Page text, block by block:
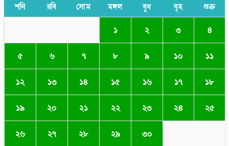
শনি রবি সোম মঙ্গল বুধ বৃহ শুক্র
১ ২ ৩ ৪
৫ ৬ ৭ ৮ ৯ ১০ ১১
১২ ১৩ ১৪ ১৫ ১৬ ১৭ ১৮
১৯ ২০ ২১ ২২ ২৩ ২৪ ২৫
২৬ ২৭ ২৮ ২৯ ৩০